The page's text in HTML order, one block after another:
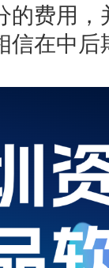
的费用
信在中